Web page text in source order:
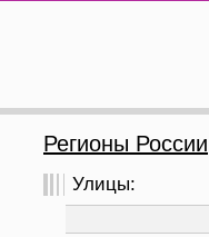
Регионы России
Улицы: